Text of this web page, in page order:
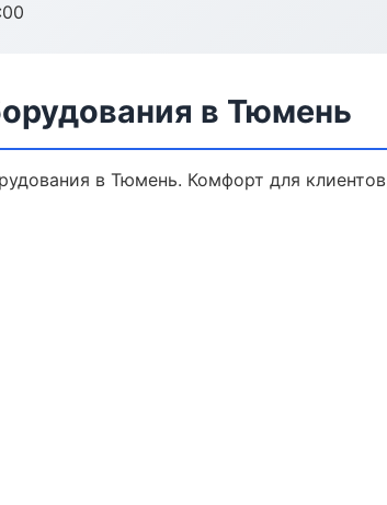
в Тюмень
в Тюмень. Комфорт для